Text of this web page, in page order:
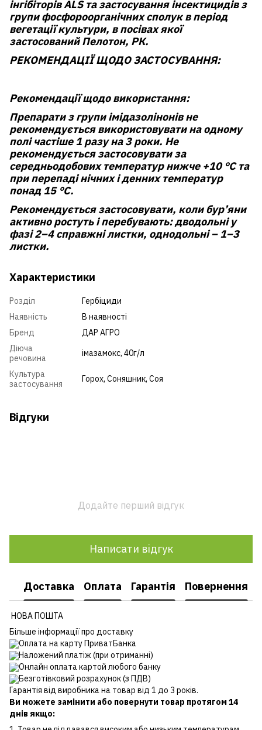
інгібіторів ALS та застосування інсектицидів з
групи фосфороорганічних сполук в період
вегетації культури, в посівах якої
застосований Пелотон, РК.
РЕКОМЕНДАЦІЇ ЩОДО ЗАСТОСУВАННЯ:
Рекомендації щодо використання:
Препарати з групи імідазолінонів не
рекомендується використовувати на одному
полі частіше 1 разу на 3 роки. Не
рекомендується застосовувати за
середньодобових температур нижче +10 °С та
при перепаді нічних і денних температур
понад 15 °С.
Рекомендується застосовувати, коли бур’яни
активно ростуть і перебувають: дводольні у
фазі 2–4 справжні листки, однодольні – 1–3
листки.
Характеристики
Розділ
Гербіциди
Наявність
В наявності
Бренд
ДАР АГРО
Діюча
речовина
імазамокс, 40г/л
Культура
застосування
Горох, Соняшник, Соя
Відгуки
Додайте перший відгук
Написати відгук
Доставка Оплата Гарантія Повернення
НОВА ПОШТА
Більше інформації про доставку
Оплата на карту ПриватБанка
Наложений платіж (при отриманні)
Онлайн оплата картой любого банку
Безготівковий розрахунок (з ПДВ)
Гарантія від виробника на товар від 1 до 3 років.
Ви можете замінити або повернути товар протягом 14
днів якщо: